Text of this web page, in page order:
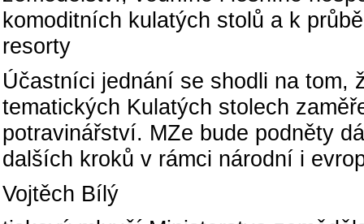
komoditních kulatých stolů a k
resorty
Účastníci jednání se shodli na tom,
tematických Kulatých stolech
potravinářství. MZe bude podněty
dalších kroků v rámci národní i
Vojtěch Bílý